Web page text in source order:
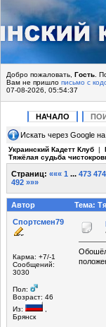
Добро пожаловать, Гость .
Вам не пришло письмо с
07-08-2026, 05:54:37
НАЧАЛО
Искать через Google
Украинский Кадетт Клуб |
Тяжёлая судьба
Страниц: ««« 1 ... 473 474
492 »»»
Автор
Тема:
Спортсмен79
Карма: +7/-1
Сообщений:
3030
Пол:
Возраст: 46
Из:
Брянск